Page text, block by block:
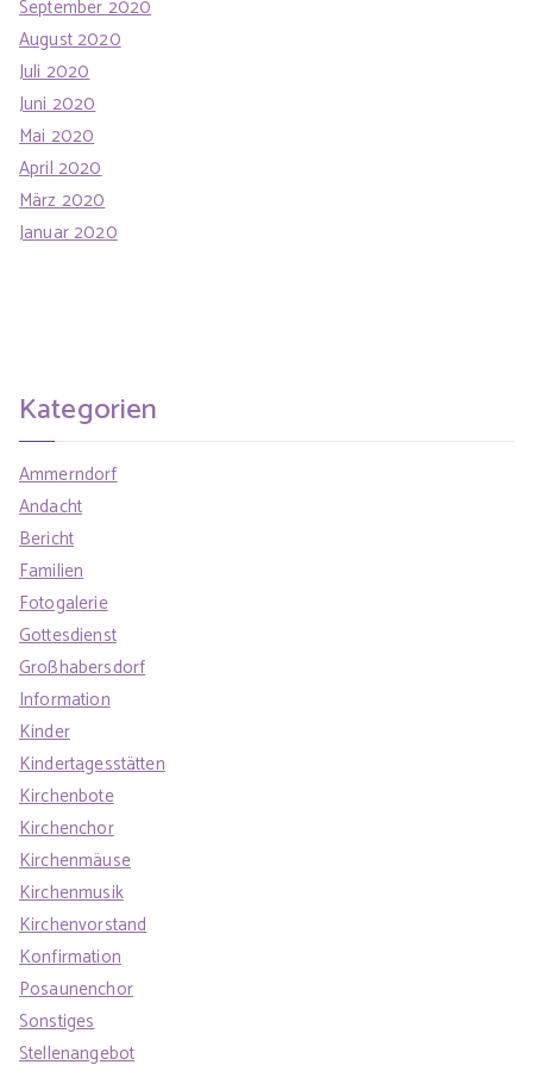
September 2020
August 2020
Juli 2020
Juni 2020
Mai 2020
April 2020
März 2020
Januar 2020
Kategorien
Ammerndorf
Andacht
Bericht
Familien
Fotogalerie
Gottesdienst
Großhabersdorf
Information
Kinder
Kindertagesstätten
Kirchenbote
Kirchenchor
Kirchenmäuse
Kirchenmusik
Kirchenvorstand
Konfirmation
Posaunenchor
Sonstiges
Stellenangebot